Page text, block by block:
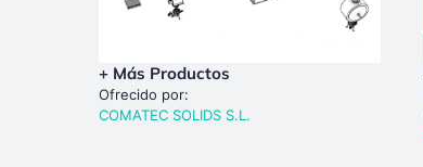
+ Más Productos
Ofrecido por:
COMATEC SOLIDS S.L.